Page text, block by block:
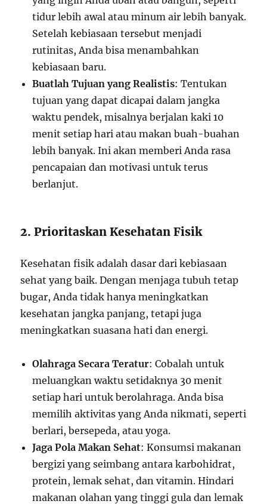
tidur lebih awal atau minum air lebih banyak.
Setelah kebiasaan tersebut menjadi
rutinitas, Anda bisa menambahkan
kebiasaan baru.
Buatlah Tujuan yang Realistis: Tentukan
tujuan yang dapat dicapai dalam jangka
waktu pendek, misalnya berjalan kaki 10
menit setiap hari atau makan buah-buahan
lebih banyak. Ini akan memberi Anda rasa
pencapaian dan motivasi untuk terus
berlanjut.
2. Prioritaskan Kesehatan Fisik
Kesehatan fisik adalah dasar dari kebiasaan
sehat yang baik. Dengan menjaga tubuh tetap
bugar, Anda tidak hanya meningkatkan
kesehatan jangka panjang, tetapi juga
meningkatkan suasana hati dan energi.
Olahraga Secara Teratur: Cobalah untuk
meluangkan waktu setidaknya 30 menit
setiap hari untuk berolahraga. Anda bisa
memilih aktivitas yang Anda nikmati, seperti
berlari, bersepeda, atau yoga.
Jaga Pola Makan Sehat: Konsumsi makanan
bergizi yang seimbang antara karbohidrat,
protein, lemak sehat, dan vitamin. Hindari
makanan olahan yang tinggi gula dan lemak